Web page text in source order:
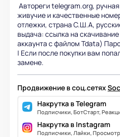
Автореги telegram.org,
живучие и качественные
отлежки, страна С.Ш.А,
выдача: ссылка на
аккаунта с файлом Tdata)
| Если после покупки вам
замене.
Продвижение в соц.сетях
Накрутка в Telegram
Подписчики, БотСтарт,
Накрутка в Instagram
Подписчики, Лайки,